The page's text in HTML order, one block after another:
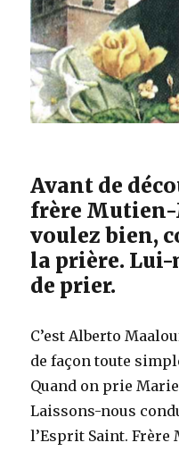
Avant de
frère Mutien-
voulez bien,
la prière. Lui-
de prier.
C’est Alberto
de façon toute
Quand on prie
Laissons-nous
l’Esprit Saint.